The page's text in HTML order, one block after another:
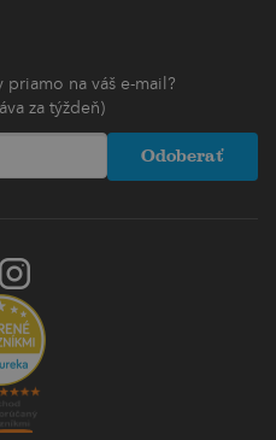
priamo na váš e-mail?
za týždeň)
Odoberať